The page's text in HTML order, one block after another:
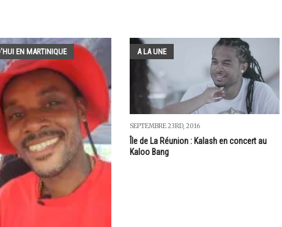
EN MARTINIQUE A LA UNE
SEPTEMBRE 23RD, 2016
Île de La Réunion : Kalash en concert au
Kaloo Bang